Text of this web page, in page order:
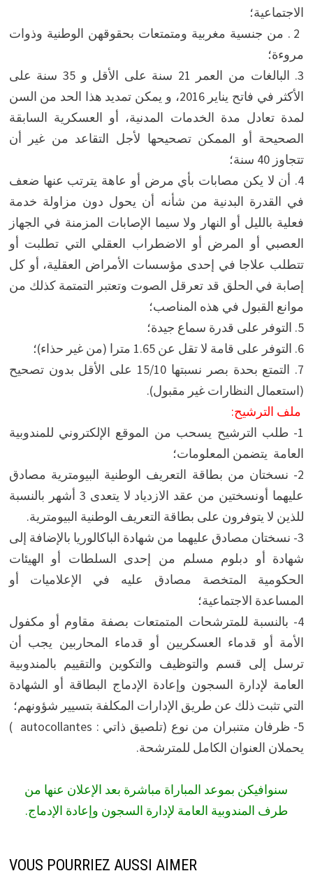
الاجتماعية؛
2 . من جنسية مغربية ومتمتعات بحقوقهن الوطنية وذوات
مروءة؛
3. البالغات من العمر 21 سنة على الأقل و 35 سنة على
الأكثر في فاتح يناير 2016، و يمكن تمديد هذا الحد من السن
لمدة تعادل مدة الخدمات المدنية، أو العسكرية السابقة
الصحيحة أو الممكن تصحيحها لأجل التقاعد من غير أن
تتجاوز 40 سنة؛
4. أن لا يكن مصابات بأي مرض أو عاهة يترتب عنها ضعف
في القدرة البدنية من شأنه أن يحول دون مزاولة خدمة
فعلية بالليل أو النهار ولا سيما الإصابات المزمنة في الجهاز
العصبي أو المرض أو الاضطراب العقلي التي تطلبت أو
تتطلب علاجا في إحدى مؤسسات الأمراض العقلية، أو كل
إصابة في الحلق قد تعرقل الصوت وتعتبر التمتمة كذلك من
موانع القبول في هذه المناصب؛
5. التوفر على قدرة سماع جيدة؛
6. التوفر على قامة لا تقل عن 1.65 مترا (من غير حذاء)؛
7. التمتع بحدة بصر نسبتها 15/10 على الأقل بدون تصحيح
(استعمال النظارات غير مقبول).
ملف الترشيح:
1- طلب الترشيح يسحب من الموقع الإلكتروني للمندوبية
العامة يتضمن المعلومات؛
2- نسختان من بطاقة التعريف الوطنية البيومترية مصادق
عليهما أونسختين من عقد الازدياد لا يتعدى 3 أشهر بالنسبة
للذين لا يتوفرون على بطاقة التعريف الوطنية البيومترية.
3- نسختان مصادق عليهما من شهادة الباكالوريا بالإضافة إلى
شهادة أو دبلوم مسلم من إحدى السلطات أو الهيئات
الحكومية المتخصة مصادق عليه في الإعلاميات أو
المساعدة الاجتماعية؛
4- بالنسبة للمترشحات المتمتعات بصفة مقاوم أو مكفول
الأمة أو قدماء العسكريين أو قدماء المحاربين يجب أن
ترسل إلى قسم والتوظيف والتكوين والتقييم بالمندوبية
العامة لإدارة السجون وإعادة الإدماج البطاقة أو الشهادة
التي تثبت ذلك عن طريق الإدارات المكلفة بتسيير شؤونهم؛
5- ظرفان متنبران من نوع (تلصيق ذاتي : autocollantes )
يحملان العنوان الكامل للمترشحة.
سنوافيكن بموعد المباراة مباشرة بعد الإعلان عنها من
طرف المندوبية العامة لإدارة السجون وإعادة الإدماج.
VOUS POURRIEZ AUSSI AIMER